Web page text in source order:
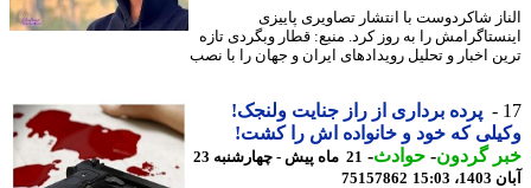
شاکردوست با انتشار تصاویری پاییزی
را به روز کرد. منبع: قطار وبگردی تازه
اخبار و تحلیل رویدادهای ایران و جهان را با نصب
پرده برداری از راز جنایت ولنجک!
که خود و خانواده اش را کشت!
گردون-حوادث -
21 ماه پیش - چهارشنبه 23
75157862